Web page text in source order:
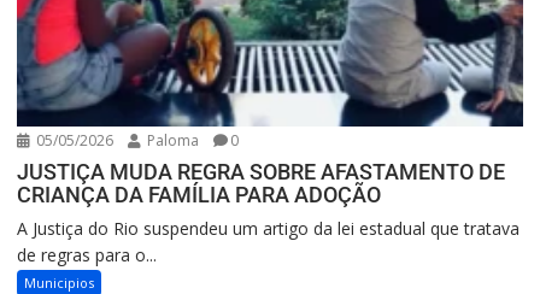
05/05/2026 Paloma 0
JUSTIÇA MUDA REGRA SOBRE AFASTAMENTO DE
CRIANÇA DA FAMÍLIA PARA ADOÇÃO
A Justiça do Rio suspendeu um artigo da lei estadual que tratava
de regras para o...
Municipios